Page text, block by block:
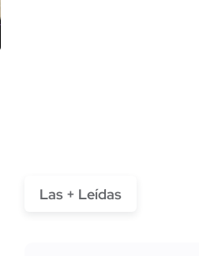
Las + Leídas